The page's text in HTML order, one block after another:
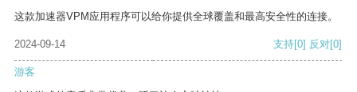
这款加速器VPM应用程序可以给你提供全球覆盖和最高安全性的连接。
2024-09-14 支持[0] 反对[0]
游客